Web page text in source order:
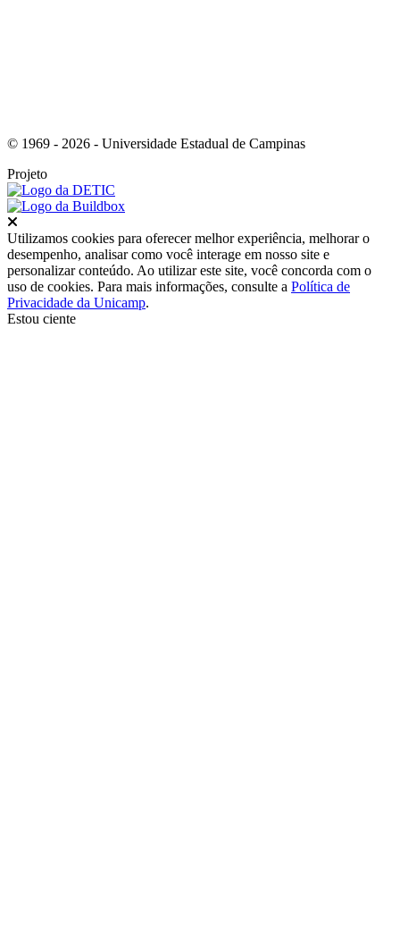
© 1969 - 2026 - Universidade Estadual de Campinas
Projeto
Utilizamos cookies para oferecer melhor experiência, melhorar o
desempenho, analisar como você interage em nosso site e
personalizar conteúdo. Ao utilizar este site, você concorda com o
uso de cookies. Para mais informações, consulte a Política de
Privacidade da Unicamp.
Estou ciente